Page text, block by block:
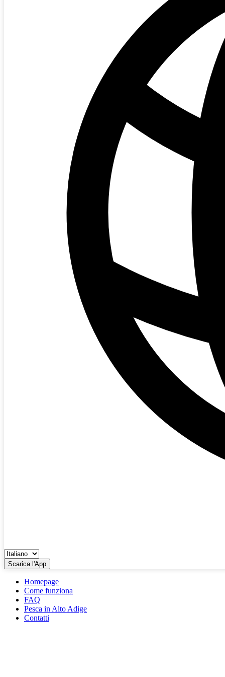
Scarica l'App
Homepage
Come funziona
FAQ
Pesca in Alto Adige
Contatti